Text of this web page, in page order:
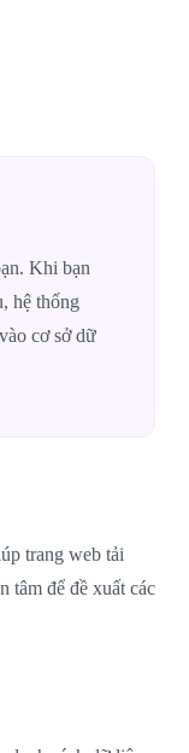
Khi bạn
hệ thống
cơ sở dữ
trang web tải
tâm để đề xuất các